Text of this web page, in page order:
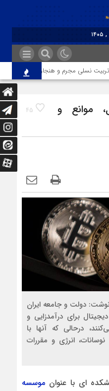
نسلی مجرم و هنجارشکن هستیم!
45
موانع و
دولت و جامعه ایران
برای درآمدزایی و
درحالی که آنها با
انرژی و مقررات
ای با عنوان موسسه